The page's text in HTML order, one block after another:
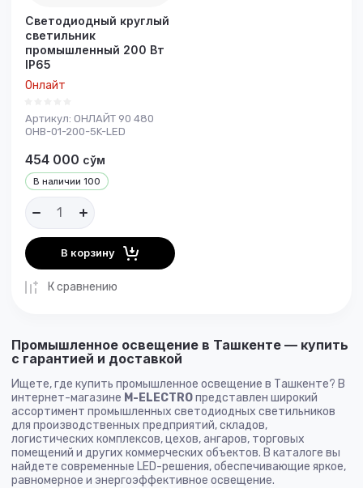
Светодиодный круглый
светильник
промышленный 200 Вт
IP65
Онлайт
Артикул: ОНЛАЙТ 90 480
OHB-01-200-5K-LED
В наличии 100
454 000 сўм
В корзину
К сравнению
Промышленное освещение в Ташкенте — купить
с гарантией и доставкой
Ищете, где купить промышленное освещение в Ташкенте? В
интернет-магазине M-ELECTROпредставлен широкий
ассортимент промышленных светодиодных светильников
для производственных предприятий, складов,
логистических комплексов, цехов, ангаров, торговых
помещений и других коммерческих объектов. В каталоге вы
найдете современные LED-решения, обеспечивающие яркое,
равномерное и энергоэффективное освещение.